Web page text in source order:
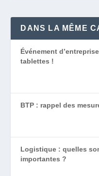
DANS LA MÊME
Événement
tablettes !
BTP : rappel des
Logistique : quelles
importantes ?